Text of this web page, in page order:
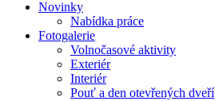
Novinky
Nabídka práce
Fotogalerie
Volnočasové aktivity
Exteriér
Interiér
Pouť a den otevřených dveří